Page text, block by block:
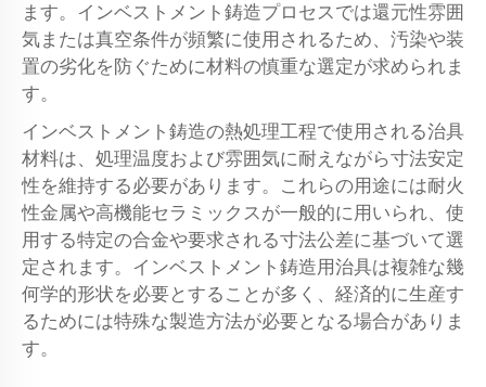
ます。インベストメント鋳造プロセスでは還元性雰囲
気または真空条件が頻繁に使用されるため、汚染や装
置の劣化を防ぐために材料の慎重な選定が求められま
す。
インベストメント鋳造の熱処理工程で使用される治具
材料は、処理温度および雰囲気に耐えながら寸法安定
性を維持する必要があります。これらの用途には耐火
性金属や高機能セラミックスが一般的に用いられ、使
用する特定の合金や要求される寸法公差に基づいて選
定されます。インベストメント鋳造用治具は複雑な幾
何学的形状を必要とすることが多く、経済的に生産す
るためには特殊な製造方法が必要となる場合がありま
す。